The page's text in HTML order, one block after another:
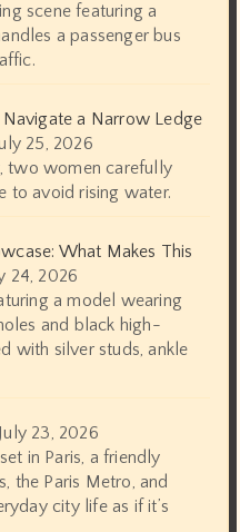
scene featuring a
a passenger bus
a Narrow Ledge
25, 2026
two women carefully
to avoid rising water.
What Makes This
24, 2026
a model wearing
and black high-
with silver studs, ankle
July 23, 2026
in Paris, a friendly
the Paris Metro, and
city life as if it’s